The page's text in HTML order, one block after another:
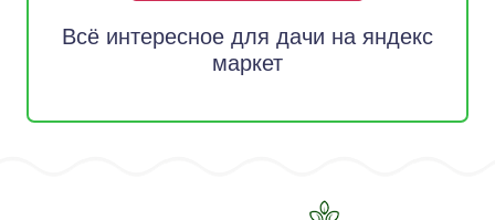
Всё интересное для дачи на яндекс
маркет